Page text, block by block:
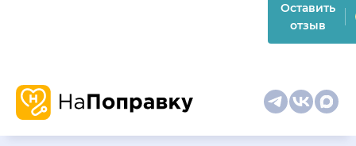
Оставить
отзыв